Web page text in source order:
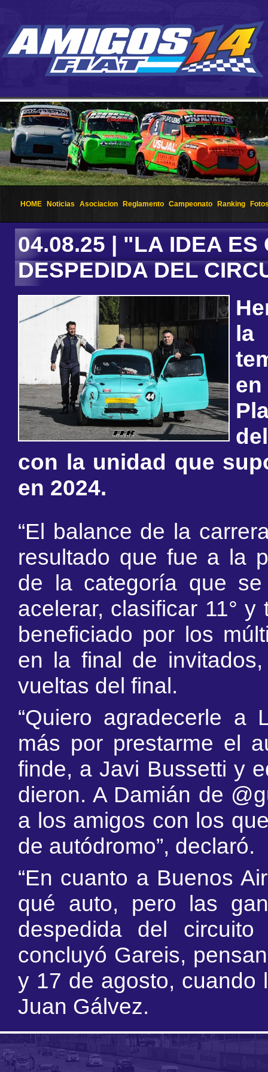
HOME Noticias Asociacion Reglamento Campeonato Ranking
04.08.25 | "LA IDEA ES
DESPEDIDA DEL
con la unidad que
en 2024.
“El balance de la
resultado que fue a la
de la categoría que
acelerar, clasificar 11°
beneficiado por los
en la final de
vueltas del final.
“Quiero agradecerle
más por prestarme el
finde, a Javi Bussetti y
dieron. A Damián de
a los amigos con los
de autódromo”, declaró.
“En cuanto a Buenos
qué auto, pero las
despedida del
concluyó Gareis,
y 17 de agosto, cuando
Juan Gálvez.